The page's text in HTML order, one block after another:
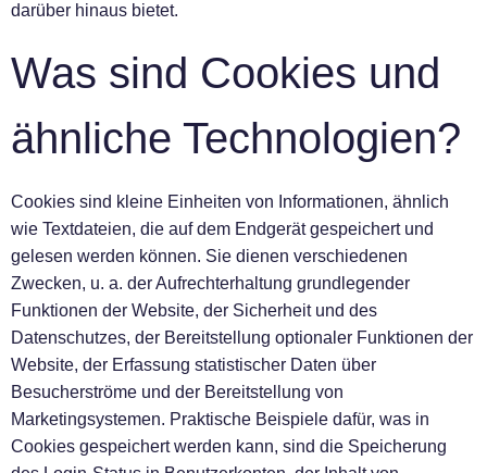
darüber hinaus bietet.
Was sind Cookies und
ähnliche Technologien?
Cookies sind kleine Einheiten von Informationen, ähnlich
wie Textdateien, die auf dem Endgerät gespeichert und
gelesen werden können. Sie dienen verschiedenen
Zwecken, u. a. der Aufrechterhaltung grundlegender
Funktionen der Website, der Sicherheit und des
Datenschutzes, der Bereitstellung optionaler Funktionen der
Website, der Erfassung statistischer Daten über
Besucherströme und der Bereitstellung von
Marketingsystemen. Praktische Beispiele dafür, was in
Cookies gespeichert werden kann, sind die Speicherung